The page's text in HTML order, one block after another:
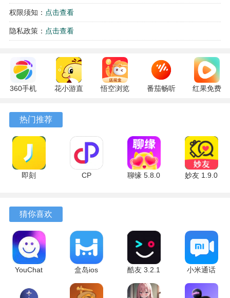
软件亮点
1、内置了流畅的图文与语音交流通道，方便用户在见面之前
权限须知： 点击查看
隐私政策： 点击查看
360手机
10.13.27
最新版
花小游直
17.9.56
悟空浏览
番茄畅听
红果免费
热门推荐
即刻
CP
聊缘 5.8.0
妙友 1.9.0
猜你喜欢
YouChat
版
盒岛ios
1.1.2 官方
版
酷友 3.2.1
安卓版
小米通话
1.2.48-
240416 安